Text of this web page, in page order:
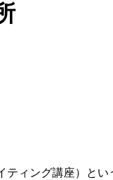
ティング講座）と